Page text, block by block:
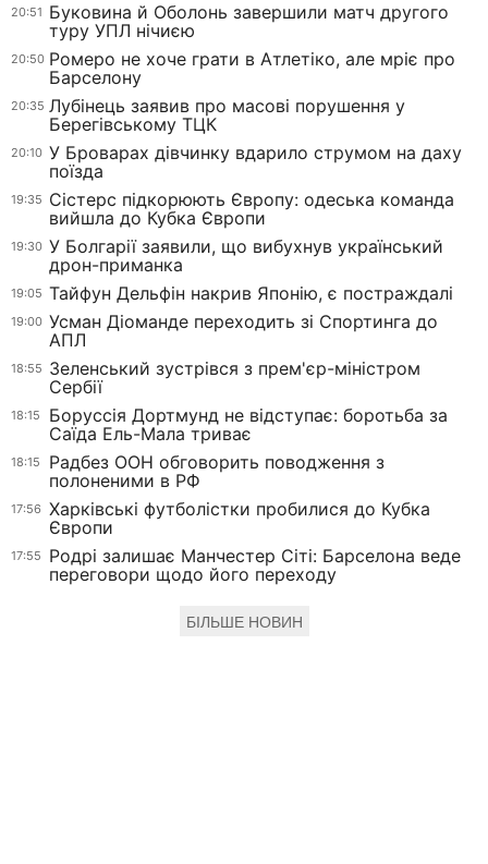
20:51 Буковина й Оболонь завершили матч другого
туру УПЛ нічиєю
20:50 Ромеро не хоче грати в Атлетіко, але мріє про
Барселону
20:35 Лубінець заявив про масові порушення у
Берегівському ТЦК
20:10 У Броварах дівчинку вдарило струмом на даху
поїзда
19:35 Сістерс підкорюють Європу: одеська команда
вийшла до Кубка Європи
19:30 У Болгарії заявили, що вибухнув український
дрон-приманка
19:05 Тайфун Дельфін накрив Японію, є постраждалі
19:00 Усман Діоманде переходить зі Спортинга до
АПЛ
18:55 Зеленський зустрівся з прем'єр-міністром
Сербії
18:15
Боруссія Дортмунд не відступає: боротьба за
Саїда Ель-Мала триває
18:15
Радбез ООН обговорить поводження з
полоненими в РФ
17:56 Харківські футболістки пробилися до Кубка
Європи
17:55
Родрі залишає Манчестер Сіті: Барселона веде
переговори щодо його переходу
БІЛЬШЕ НОВИН